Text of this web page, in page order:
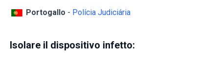
Portogallo - Polícia Judiciária
Isolare il dispositivo infetto: